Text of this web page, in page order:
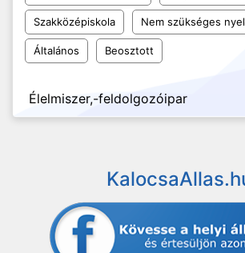
Szakközépiskola Nem szükséges
Általános Beosztott
Élelmiszer,-feldolgozóipar